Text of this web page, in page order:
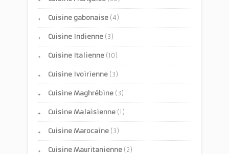
Cuisine gabonaise (4)
Cuisine Indienne (3)
Cuisine Italienne (10)
Cuisine Ivoirienne (3)
Cuisine Maghrébine (3)
Cuisine Malaisienne (1)
Cuisine Marocaine (3)
Cuisine Mauritanienne (2)